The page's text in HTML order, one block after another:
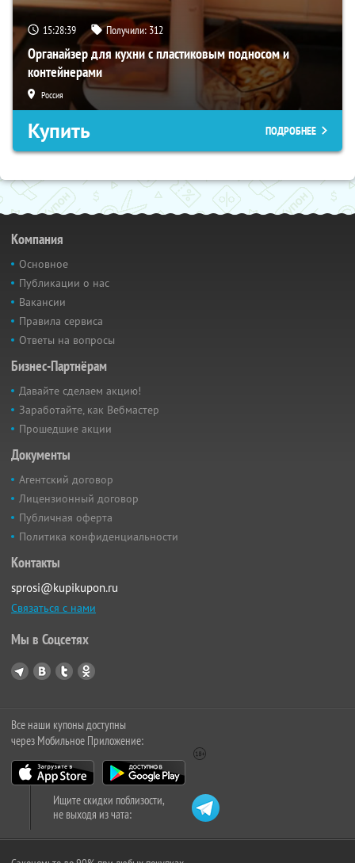
15:28:38 Получили: 312
Органайзер для кухни с пластиковым подносом и
контейнерами
Россия
Купить ПОДРОБНЕЕ
Компания
Основное
Публикации о нас
Вакансии
Правила сервиса
Ответы на вопросы
Бизнес-Партнёрам
Давайте сделаем акцию!
Заработайте, как Вебмастер
Прошедшие акции
Документы
Агентский договор
Лицензионный договор
Публичная оферта
Политика конфиденциальности
Контакты
sprosi@kupikupon.ru
Связаться с нами
Мы в Соцсетях
Все наши купоны доступны
через Мобильное Приложение:
Ищите скидки поблизости,
не выходя из чата: